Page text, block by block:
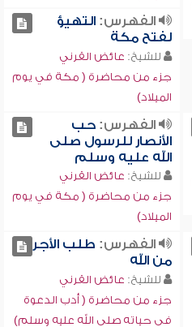
الفهرس:التهيؤ
لفتح مكة
للشيخ: عائض القرني
جزء من محاضرة ( مكة في يوم
الميلاد)
الفهرس:حب
الأنصار للرسول صلى
الله عليه وسلم
للشيخ: عائض القرني
جزء من محاضرة ( مكة في يوم
الميلاد)
الفهرس: طلب الأجر
من الله
للشيخ: عائض القرني
جزء من محاضرة ( أدب الدعوة
في حياته صلى الله عليه وسلم)